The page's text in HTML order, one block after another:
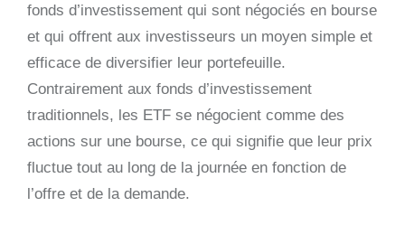
fonds d’investissement qui sont négociés en bourse
et qui offrent aux investisseurs un moyen simple et
efficace de diversifier leur portefeuille.
Contrairement aux fonds d’investissement
traditionnels, les ETF se négocient comme des
actions sur une bourse, ce qui signifie que leur prix
fluctue tout au long de la journée en fonction de
l’offre et de la demande.